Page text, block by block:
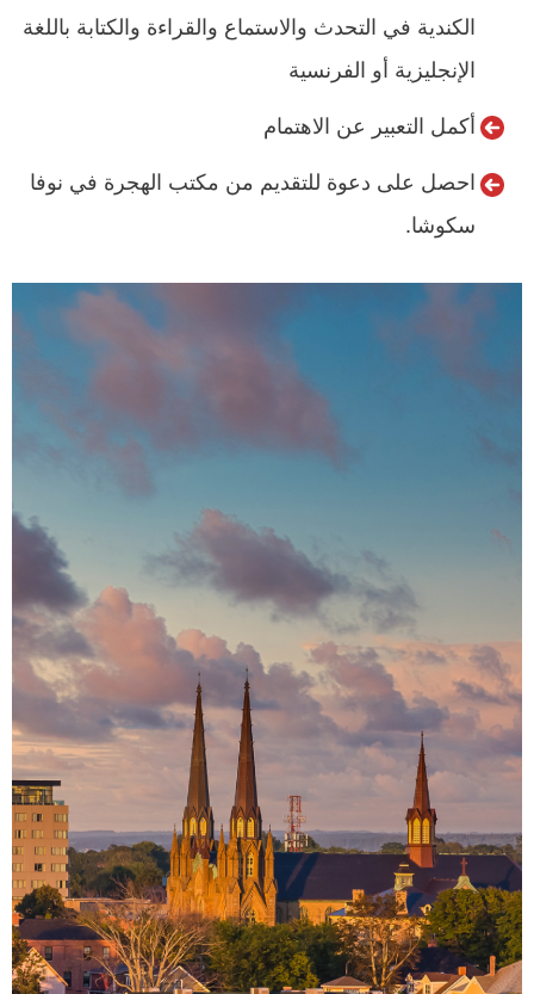
الكندية في التحدث والاستماع والقراءة والكتابة باللغة
الإنجليزية أو الفرنسية
أكمل التعبير عن الاهتمام
احصل على دعوة للتقديم من مكتب الهجرة في نوفا
سكوشا.